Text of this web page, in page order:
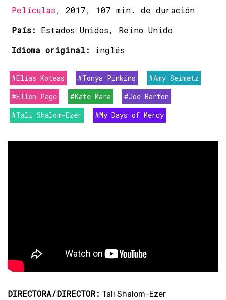
Películas, 2017, 107 min. de duración
País: Estados Unidos, Reino Unido
Idioma original: inglés
#Elias Koteas #Tonya Pinkins
#Amy Seimetz
#Ellen Page
#Kate Mara
#Joe Barton
#Tali Shalom-Ezer
#My Days of Mercy
DIRECTORA/DIRECTOR: Tali Shalom-Ezer